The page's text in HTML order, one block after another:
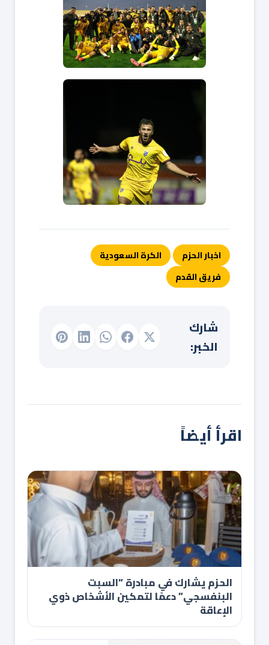
اخبار الحزم
الكرة السعودية
فريق القدم
شارك
الخبر:
اقرأ أيضاً
الحزم يشارك في مبادرة “السبت
البنفسجي” دعمًا لتمكين الأشخاص ذوي
الإعاقة